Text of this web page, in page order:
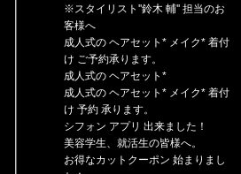
※スタイリスト''鈴木 輔'' 担当のお
客様へ
成人式の ヘアセット* メイク* 着付
け ご予約承ります。
成人式の ヘアセット*
成人式の ヘアセット* メイク* 着付
け 予約 承ります。
シフォン アプリ 出来ました！
美容学生、就活生の皆様へ。
お得なカットクーポン 始まりまし